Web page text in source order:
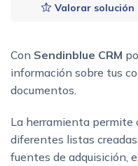
Valorar solución
Con Sendinblue CRM
información sobre tus
documentos.
La herramienta permite
diferentes listas
fuentes de adquisición,